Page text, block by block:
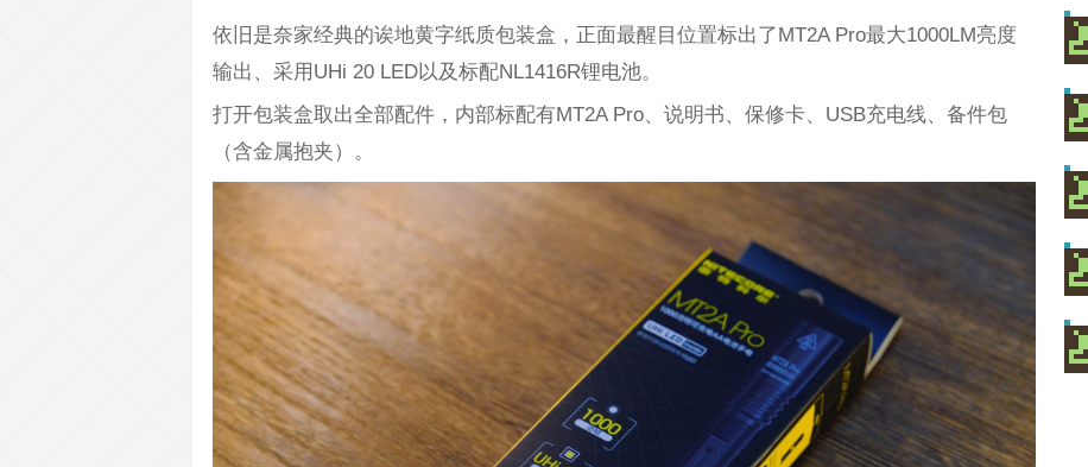
依旧是奈家经典的诶地黄字纸质包装盒，正面最醒目位置标出了MT2A Pro最大1000LM亮度
输出、采用UHi 20 LED以及标配NL1416R锂电池。
打开包装盒取出全部配件，内部标配有MT2A Pro、说明书、保修卡、USB充电线、备件包
（含金属抱夹）。